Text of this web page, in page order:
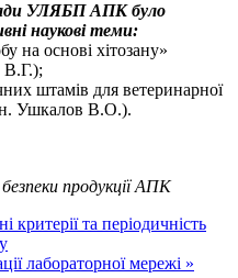
УЛЯБП АПК було
наукові теми:
на основі хітозану»
В.Г.);
штамів для ветеринарної
Ушкалов В.О.).
безпеки продукції АПК
критерії та періодичність
лабораторної мережі »